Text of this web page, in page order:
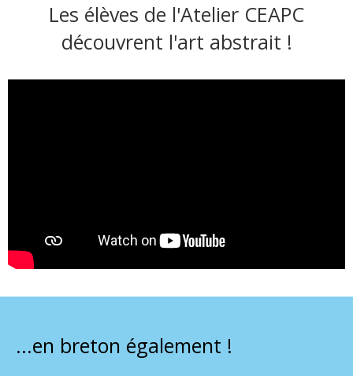
Les élèves de l'Atelier CEAPC
découvrent l'art abstrait !
...en breton également !